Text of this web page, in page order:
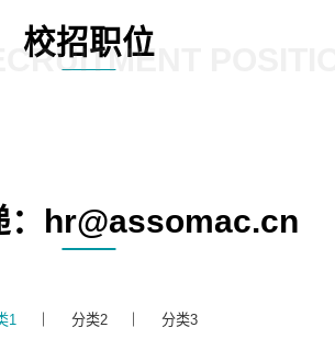
校招职位
：hr@assomac.cn
1 分类2 分类3